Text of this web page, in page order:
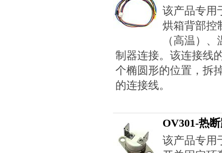
该产品专用
烘箱背部控
（高温）
制器连接。该连接线
个椭圆形的位置，拆
的连接线。
OV301-热
该产品专用